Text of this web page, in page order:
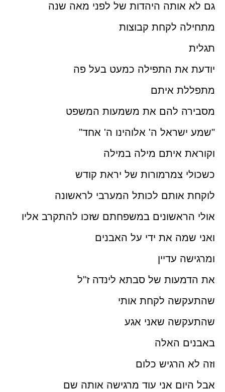
גם לא אותה היהדות של לפני מאה שנה
מתחילה לקחת קבוצות
תגלית
יודעת את התפילה כמעט בעל פה
מתפללת איתם
מסבירה להם את משמעות המשפט
"שמע ישראל ה' אלוהינו ה' אחד"
וקוראת איתם מילה במילה
כשכולי צמרמורות של יראת קודש
לוקחת אותם לכותל המערבי לראשונה
אולי הראשונים במשפחתם שזכו להתקרב אליו
ואני שמה את ידי על האבנים
ומרגישה עדיין
את הדמעות של סבתא לינדה ז"ל
שהתעקשה לקחת אותי
שהתעקשה שאני אגע
באבנים האלה
וזה לא הרגיש כלום
אבל היום אני עוד מרגישה אותה שם